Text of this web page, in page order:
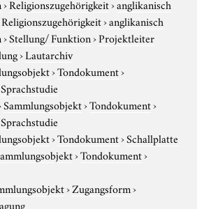
›Religionszugehörigkeit›anglikanisch
Religionszugehörigkeit›anglikanisch
›Stellung/ Funktion›Projektleiter
›Lautarchiv
›Tondokument›
Sprachstudie
Sammlungsobjekt›Tondokument›
Sprachstudie
›Tondokument›Schallplatte
›Tondokument›
›Zugangsform›